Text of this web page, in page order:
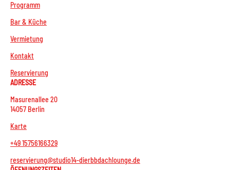
Programm
Bar & Küche
Vermietung
Kontakt
Reservierung
ADRESSE
Masurenallee 20
14057 Berlin
Karte
+49 15756166329
reservierung@studio14-dierbbdachlounge.de